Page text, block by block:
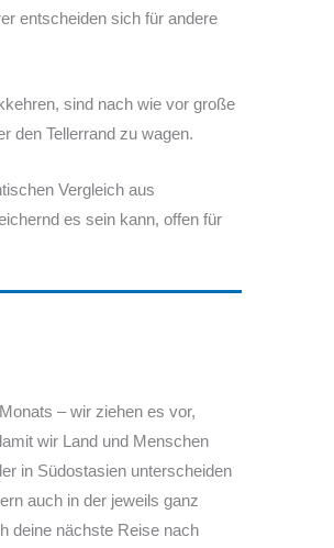
entscheiden sich für andere
sind nach wie vor große
den Tellerrand zu wagen.
Vergleich aus
es sein kann, offen für
– wir ziehen es vor,
wir Land und Menschen
in Südostasien unterscheiden
auch in der jeweils ganz
deine nächste Reise nach